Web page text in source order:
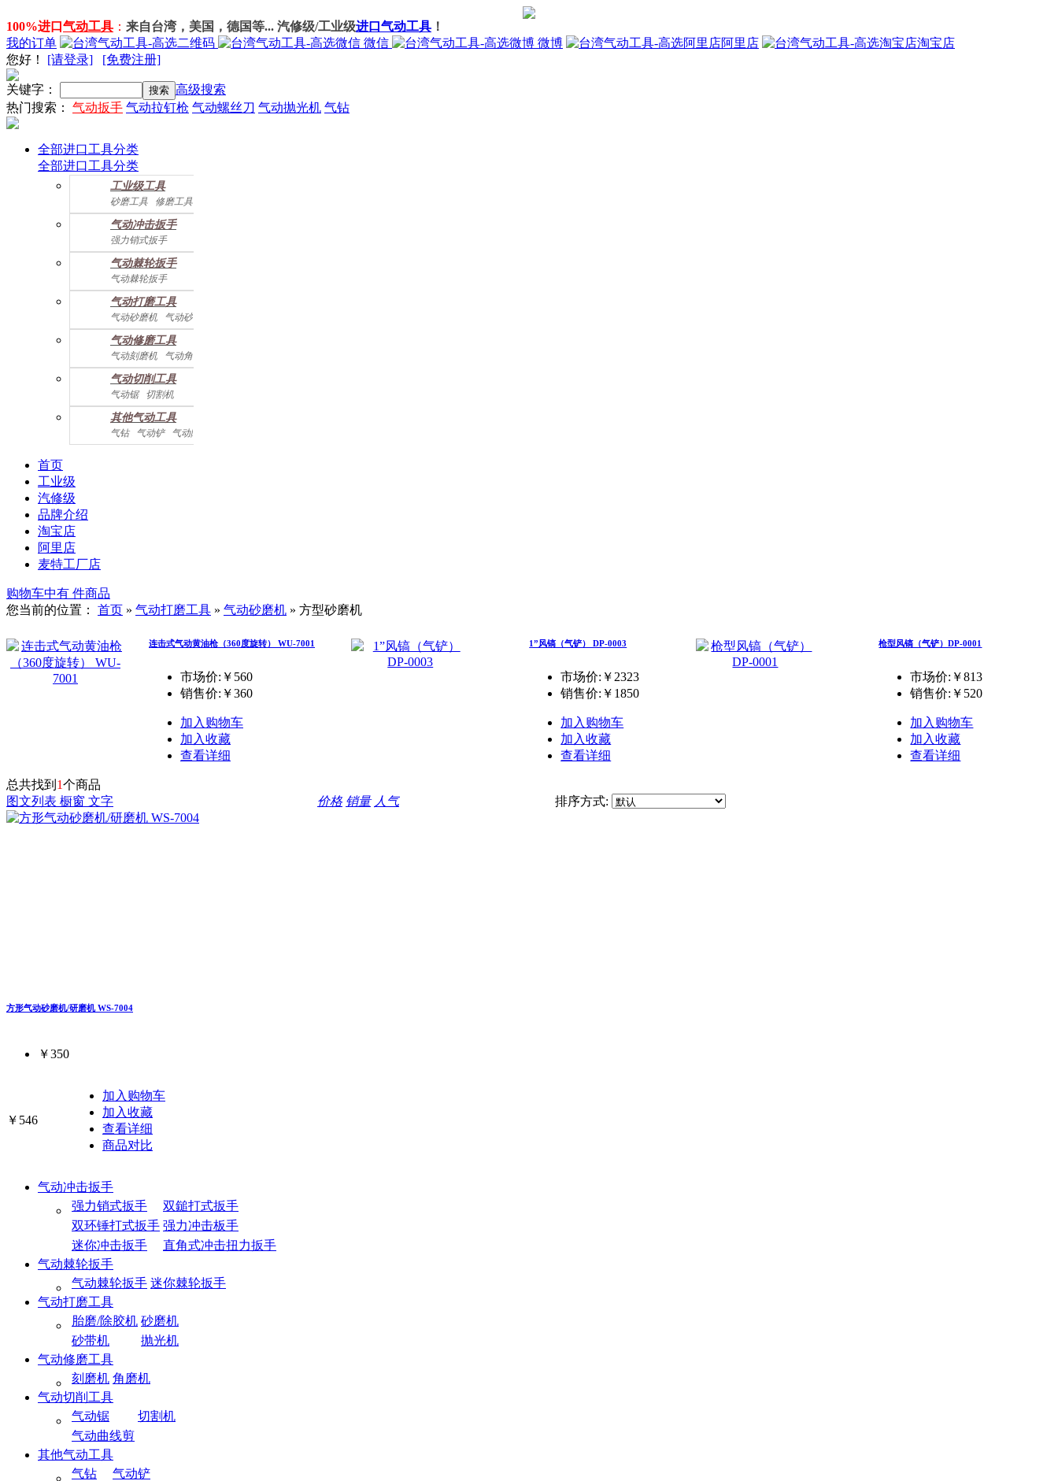
100%进口 气动工具 ： 来自台湾，美国，德国等... 汽修级/工业级进口气动工具 ！
我的订单
微信 微博 阿里店
淘宝店
您好 ！ [请登录] [免费注册]
关键字：
高级搜索
热门搜索： 气动扳手 气动拉钉枪 气动螺丝刀 气动抛光机 气钻
全部进口工具分类
全部进口工具分类
工业级工具
砂磨工具
修磨工具
建筑工具 气动螺丝起子
气动配件
气动冲击扳手
强力销式扳手
双鎚打式扳手
双环锤打式扳手
强力冲击扳手
迷你冲击扳手
直角式冲击扭力扳手
气动棘轮扳手
气动棘轮扳手
迷你棘轮扳手
气动打磨工具
气动砂磨机
气动砂带机
气动抛光机 胎磨/除胶机
气动修磨工具
气动刻磨机 气动角磨机
气动切削工具
气动锯 切割机
气动曲线剪
其他气动工具
气钻 气动铲 气动除锈机
气动拉钉机 气动喷漆枪
首页
工业级
汽修级
品牌介绍
淘宝店
阿里店
麦特工厂店
购物车中有 件商品
您当前的位置： 首页 » 气动打磨工具 » 气动砂磨机 » 方型砂磨机
连击式气动黄油枪（360度旋转） WU-7001
市场价:￥560
销售价: ￥360
加入购物车
加入收藏
查看详细
1”风镐（气铲） DP-0003
市场价:￥2323
销售价: ￥1850
加入购物车
加入收藏
查看详细
枪型风镐（气铲）DP-0001
市场价:￥813
销售价: ￥520
加入购物车
加入收藏
查看详细
总共找到 1个商品
图文列表 橱窗 文字 价格 销量 人气 排序方式:
方形气动砂磨机/研磨机 WS-7004
￥350
￥546
加入购物车
加入收藏
查看详细
商品对比
气动冲击扳手
强力销式扳手
双鎚打式扳手
双环锤打式扳手 强力冲击板手
迷你冲击扳手
直角式冲击扭力扳手
气动棘轮扳手
气动棘轮扳手 迷你棘轮扳手
气动打磨工具
胎磨/除胶机 砂磨机
砂带机
抛光机
气动修磨工具
刻磨机 角磨机
气动切削工具
气动锯
切割机
气动曲线剪
其他气动工具
气钻
气动铲